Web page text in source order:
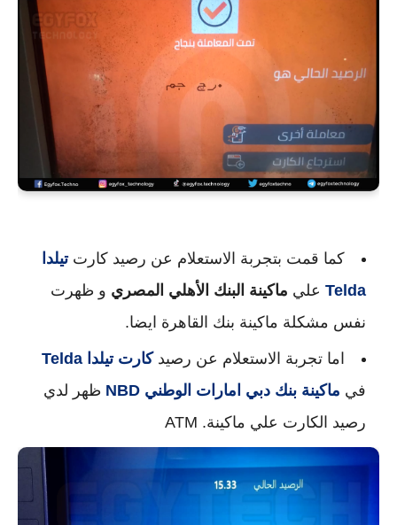
كما قمت بتجربة الاستعلام عن رصيد كارتتيلدا
Telda علي ماكينة البنك الأهلي المصري و ظهرت
نفس مشكلة ماكينة بنك القاهرة ايضا.
اما تجربة الاستعلام عن رصيدكارت تيلدا Telda
في ماكينة بنك دبي امارات الوطني NBD ظهر لدي
رصيد الكارت علي ماكينة. ATM